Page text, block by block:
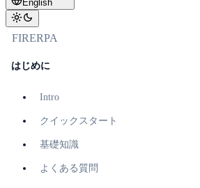
English
FIRERPA
はじめに
Intro
クイックスタート
基礎知識
よくある質問